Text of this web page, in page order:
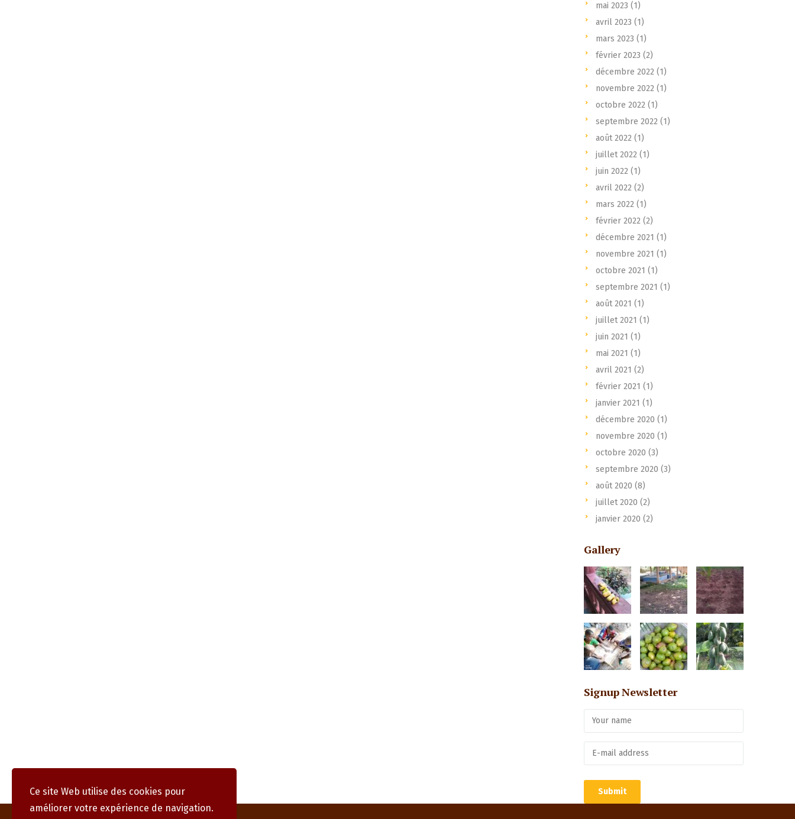
mai 2023 (1)
avril 2023 (1)
mars 2023 (1)
février 2023 (2)
décembre 2022 (1)
novembre 2022 (1)
octobre 2022 (1)
septembre 2022 (1)
août 2022 (1)
juillet 2022 (1)
juin 2022 (1)
avril 2022 (2)
mars 2022 (1)
février 2022 (2)
décembre 2021 (1)
novembre 2021 (1)
octobre 2021 (1)
septembre 2021 (1)
août 2021 (1)
juillet 2021 (1)
juin 2021 (1)
mai 2021 (1)
avril 2021 (2)
février 2021 (1)
janvier 2021 (1)
décembre 2020 (1)
novembre 2020 (1)
octobre 2020 (3)
septembre 2020 (3)
août 2020 (8)
juillet 2020 (2)
janvier 2020 (2)
Gallery
Signup Newsletter
Ce site Web utilise des cookies pour
améliorer votre expérience de navigation.